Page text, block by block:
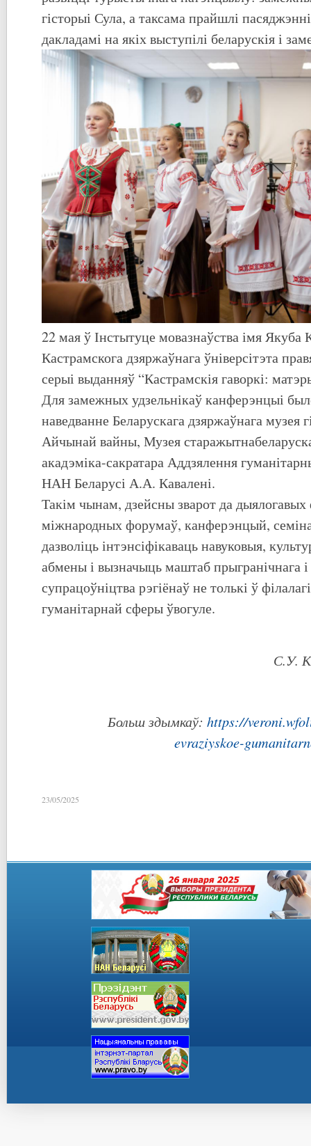
гісторыі Сула, а таксама прайшлі
дакладамі на якіх выступілі беларускія і
22 мая ў Інстытуце мовазнаўства імя Якуба
Кастрамскога дзяржаўнага ўніверсітэта
серыі выданняў “Кастрамскія гаворкі:
Для замежных удзельнікаў канферэнцыі
наведванне Беларускага дзяржаўнага музея
Айчынай вайны, Музея
акадэміка-сакратара Аддзялення
НАН Беларусі А.А. Кавалені.
Такім чынам, дзейсны зварот да
міжнародных форумаў, канферэнцый,
дазволіць інтэнсіфікаваць навуковыя,
абмены і вызначыць маштаб прыгранічнага і
супрацоўніцтва рэгіёнаў не толькі ў
гуманітарнай сферы ўвогуле.
С.У.
Больш здымкаў: https://
evraziyskoe-
23/05/2025